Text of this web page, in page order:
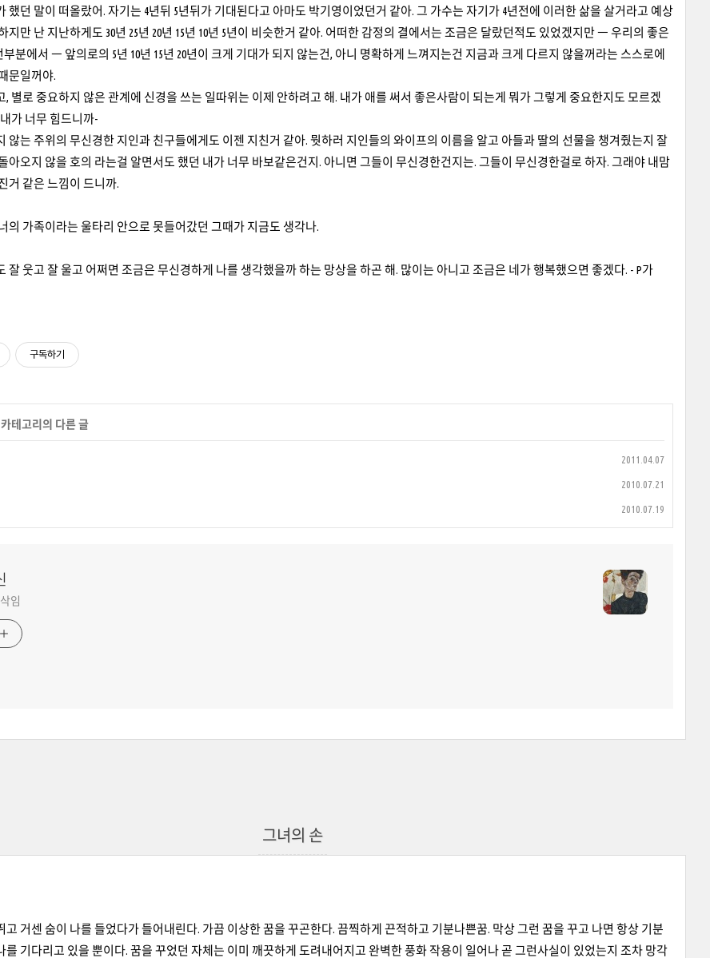
했던 말이 떠올랐어. 자기는 4년뒤 5년뒤가 기대된다고 아마도 박기영이었던거 같아. 그 가수는 자기가 4년전에 이러한 삶을 살거라고 예상
지만 난 지난하게도 30년 25년 20년 15년 10년 5년이 비슷한거 같아. 어떠한 감정의 결에서는 조금은 달랐던적도 있었겠지만 ㅡ 우리의 좋은
분에서 ㅡ 앞의로의 5년 10년 15년 20년이 크게 기대가 되지 않는건, 아니 명확하게 느껴지는건 지금과 크게 다르지 않을꺼라는 스스로에
문일꺼야.
, 별로 중요하지 않은 관계에 신경을 쓰는 일따위는 이제 안하려고 해. 내가 애를 써서 좋은사람이 되는게 뭐가 그렇게 중요한지도 모르겠
가 너무 힘드니까-
않는 주위의 무신경한 지인과 친구들에게도 이젠 지친거 같아. 뭣하러 지인들의 와이프의 이름을 알고 아들과 딸의 선물을 챙겨줬는지 잘
아오지 않을 호의 라는걸 알면서도 했던 내가 너무 바보같은건지. 아니면 그들이 무신경한건지는. 그들이 무신경한걸로 하자. 그래야 내맘
거 같은 느낌이 드니까.
의 가족이라는 울타리 안으로 못들어갔던 그때가 지금도 생각나.
잘 웃고 잘 울고 어쩌면 조금은 무신경하게 나를 생각했을까 하는 망상을 하곤 해. 많이는 아니고 조금은 네가 행복했으면 좋겠다. - P가
구독하기
테고리의 다른 글
2011.04.07
2010.07.21
2010.07.19
임
그녀의 손
고 거센 숨이 나를 들었다가 들어내린다. 가끔 이상한 꿈을 꾸곤한다. 끔찍하게 끈적하고 기분나쁜꿈. 막상 그런 꿈을 꾸고 나면 항상 기분
를 기다리고 있을 뿐이다. 꿈을 꾸었던 자체는 이미 깨끗하게 도려내어지고 완벽한 풍화 작용이 일어나 곧 그런사실이 있었는지 조차 망각